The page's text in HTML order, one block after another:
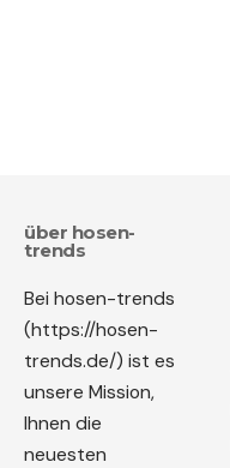
über hosen-
trends
Bei hosen-trends
(https://hosen-
trends.de/) ist es
unsere Mission,
Ihnen die
neuesten